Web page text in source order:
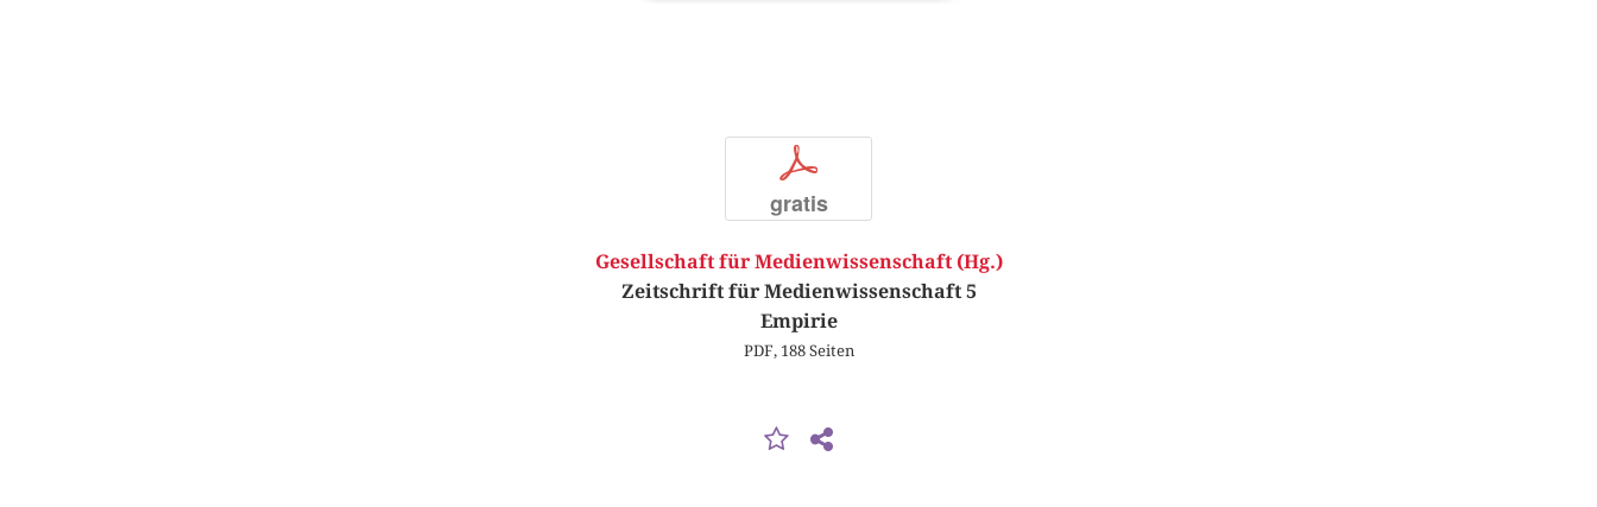
p
gratis
Gesellschaft für Medienwissenschaft (Hg.)
Zeitschrift für Medienwissenschaft 5
Empirie
PDF, 188 Seiten